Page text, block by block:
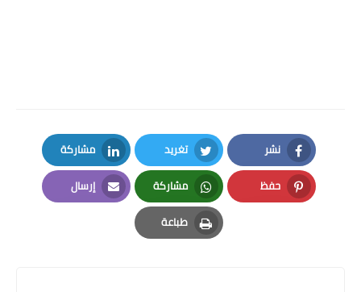
نشر
Facebook
تغريد
Twitter
مشاركة
LinkedIn
حفظ
Pinterest
مشاركة
Whatsapp
إرسال
Email
طباعة
Print